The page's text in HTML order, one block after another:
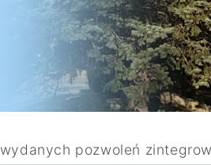
pozwoleń